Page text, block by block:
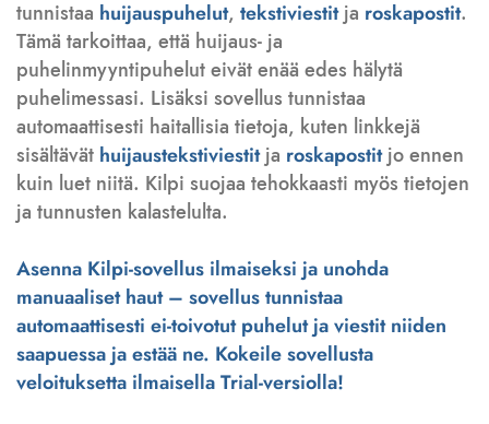
tunnistaa huijauspuhelut, tekstiviestitja roskapostit.
Tämä tarkoittaa, että huijaus- ja
puhelinmyyntipuhelut eivät enää edes hälytä
puhelimessasi. Lisäksi sovellus tunnistaa
automaattisesti haitallisia tietoja, kuten linkkejä
sisältävät huijaustekstiviestitja roskapostitjo ennen
kuin luet niitä. Kilpi suojaa tehokkaasti myös tietojen
ja tunnusten kalastelulta.
Asenna Kilpi-sovellus ilmaiseksi ja unohda
manuaaliset haut – sovellus tunnistaa
automaattisesti ei-toivotut puhelut ja viestit niiden
saapuessa ja estää ne. Kokeile sovellusta
veloituksetta ilmaisella Trial-versiolla!